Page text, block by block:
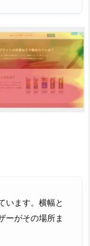
います。横幅と
ーがその場所ま